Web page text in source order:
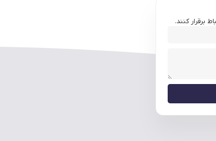
برقرار کنند.